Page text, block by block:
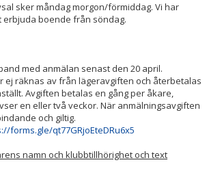
sker måndag morgon/förmiddag. Vi har
erbjuda boende från söndag.
med anmälan senast den 20 april.
ej räknas av från lägeravgiften och återbetalas
Avgiften betalas en gång per åkare,
en eller två veckor. När anmälningsavgiften
och giltig.
forms.gle/qt77GRjoEteDRu6x5
namn och klubbtillhörighet och text